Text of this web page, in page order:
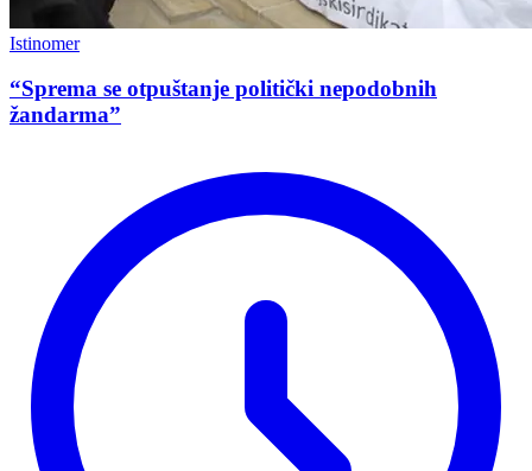
Istinomer
“Sprema se otpuštanje politički nepodobnih
žandarma”